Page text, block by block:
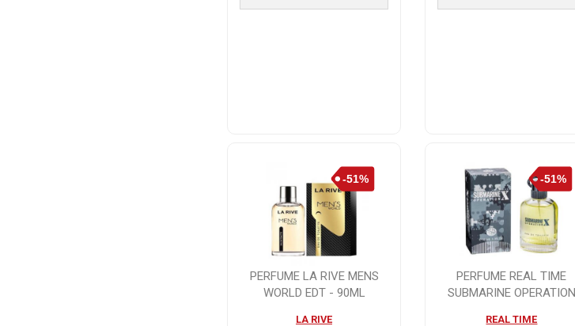
PERFUME LA RIVE MENS
WORLD EDT - 90ML
LA RIVE
PERFUME REAL TIME
SUBMARINE OPERATION
REAL TIME